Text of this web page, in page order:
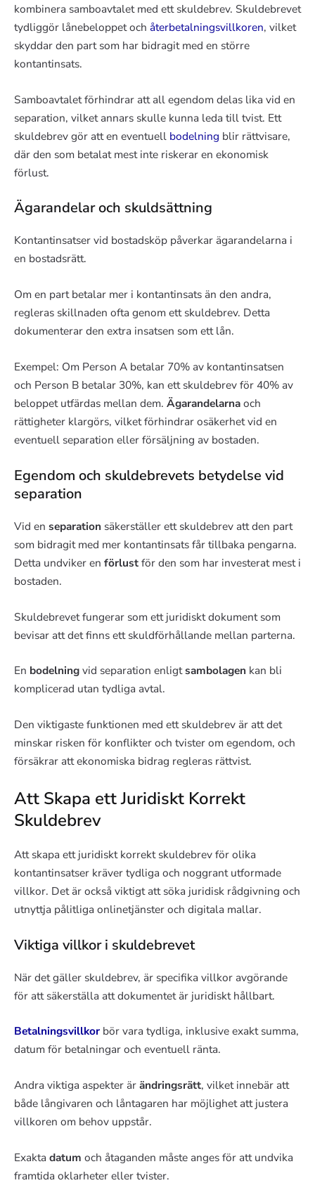
kombinera samboavtalet med ett skuldebrev. Skuldebrevet
tydliggör lånebeloppet och återbetalningsvillkoren, vilket
skyddar den part som har bidragit med en större
kontantinsats.
Samboavtalet förhindrar att all egendom delas lika vid en
separation, vilket annars skulle kunna leda till tvist. Ett
skuldebrev gör att en eventuell bodelning blir rättvisare,
där den som betalat mest inte riskerar en ekonomisk
förlust.
Ägarandelar och skuldsättning
Kontantinsatser vid bostadsköp påverkar ägarandelarna i
en bostadsrätt.
Om en part betalar mer i kontantinsats än den andra,
regleras skillnaden ofta genom ett skuldebrev. Detta
dokumenterar den extra insatsen som ett lån.
Exempel: Om Person A betalar 70% av kontantinsatsen
och Person B betalar 30%, kan ett skuldebrev för 40% av
beloppet utfärdas mellan dem. Ägarandelarnaoch
rättigheter klargörs, vilket förhindrar osäkerhet vid en
eventuell separation eller försäljning av bostaden.
Egendom och skuldebrevets betydelse vid
separation
Vid en separation säkerställer ett skuldebrev att den part
som bidragit med mer kontantinsats får tillbaka pengarna.
Detta undviker en förlustför den som har investerat mest i
bostaden.
Skuldebrevet fungerar som ett juridiskt dokument som
bevisar att det finns ett skuldförhållande mellan parterna.
En bodelningvid separation enligtsambolagen kan bli
komplicerad utan tydliga avtal.
Den viktigaste funktionen med ett skuldebrev är att det
minskar risken för konflikter och tvister om egendom, och
försäkrar att ekonomiska bidrag regleras rättvist.
Att Skapa ett Juridiskt Korrekt
Skuldebrev
Att skapa ett juridiskt korrekt skuldebrev för olika
kontantinsatser kräver tydliga och noggrant utformade
villkor. Det är också viktigt att söka juridisk rådgivning och
utnyttja pålitliga onlinetjänster och digitala mallar.
Viktiga villkor i skuldebrevet
När det gäller skuldebrev, är specifika villkor avgörande
för att säkerställa att dokumentet är juridiskt hållbart.
Betalningsvillkor bör vara tydliga, inklusive exakt summa,
datum för betalningar och eventuell ränta.
Andra viktiga aspekter ärändringsrätt, vilket innebär att
både långivaren och låntagaren har möjlighet att justera
villkoren om behov uppstår.
Exakta datum och åtaganden måste anges för att undvika
framtida oklarheter eller tvister.